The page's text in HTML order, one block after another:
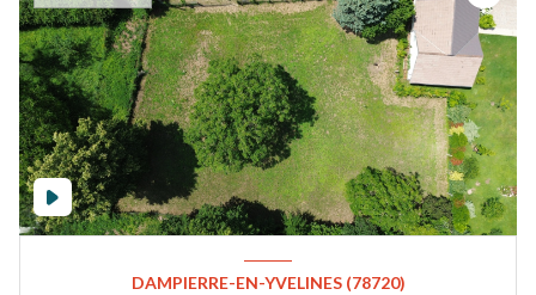
DAMPIERRE-EN-YVELINES (78720)